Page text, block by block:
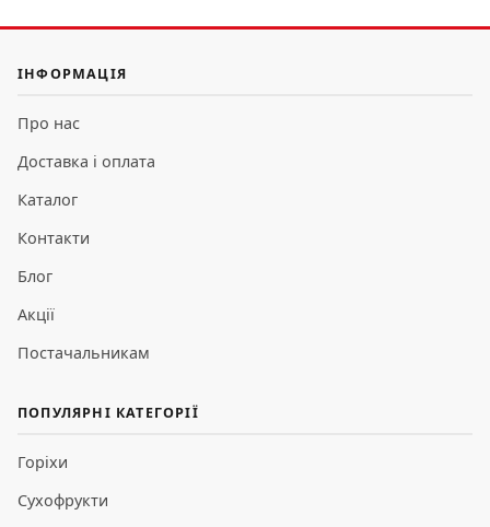
ІНФОРМАЦІЯ
Про нас
Доставка і оплата
Каталог
Контакти
Блог
Акції
Постачальникам
ПОПУЛЯРНІ КАТЕГОРІЇ
Горіхи
Сухофрукти